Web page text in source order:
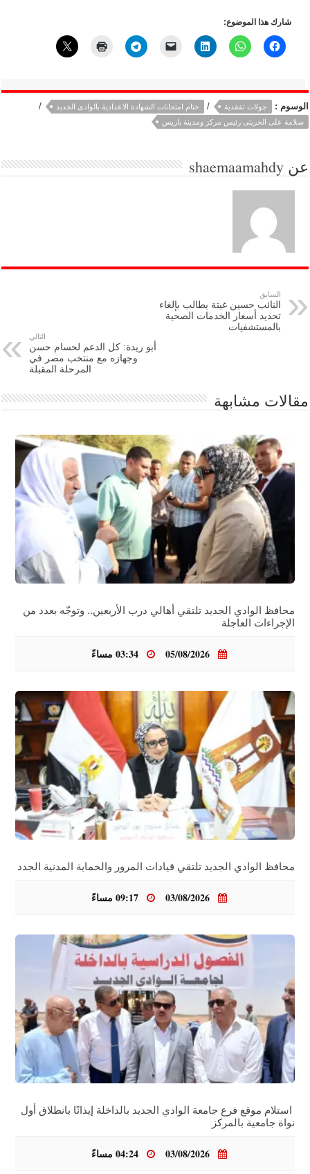
شارك هذا الموضوع:
الوسوم : جولات تفقدية / ختام امتحانات الشهادة الاعدادية بالوادى الجديد /
سلامة على الحريتى رئيس مركز ومدينة باريس
عنshaemaamahdy
السابق
النائب حسين غيتة يطالب بإلغاء
تحديد أسعار الخدمات الصحية
بالمستشفيات
التالي
أبو ريدة: كل الدعم لحسام حسن
وجهازه مع منتخب مصر في
المرحلة المقبلة
مقالات مشابهة
محافظ الوادي الجديد تلتقي أهالي درب الأربعين.. وتوجّه بعدد من
الإجراءات العاجلة
محافظ الوادي الجديد تلتقي قيادات المرور والحماية المدنية الجدد
استلام موقع فرع جامعة الوادي الجديد بالداخلة إيذانًا بانطلاق أول
نواة جامعية بالمركز